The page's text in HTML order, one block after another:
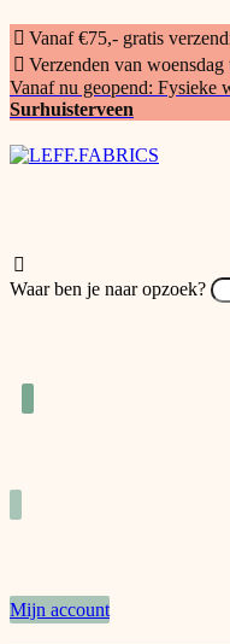
Vanaf €75,- gratis
Verzenden van woensdag
Vanaf nu geopend: Fysieke
Surhuisterveen
Waar ben je naar opzoek?
Mijn account